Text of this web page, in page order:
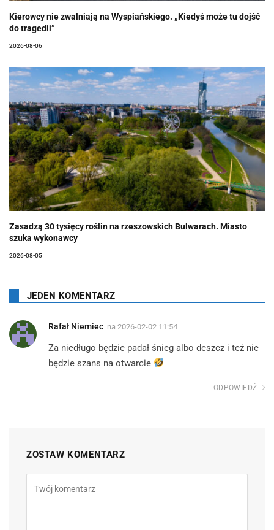
Kierowcy nie zwalniają na Wyspiańskiego. „Kiedyś może tu dojść
do tragedii”
2026-08-06
Zasadzą 30 tysięcy roślin na rzeszowskich Bulwarach. Miasto
szuka wykonawcy
2026-08-05
JEDEN KOMENTARZ
Rafał Niemiec na 2026-02-02 11:54
Za niedługo będzie padał śnieg albo deszcz i też nie
będzie szans na otwarcie
ODPOWIEDŹ
ZOSTAW KOMENTARZ